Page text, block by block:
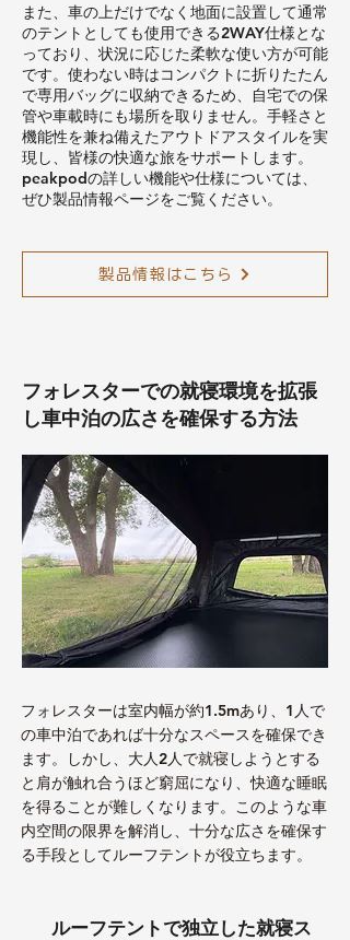
また、車の上だけでなく地面に設置して通常
のテントとしても使用できる2WAY仕様とな
っており、状況に応じた柔軟な使い方が可能
です。使わない時はコンパクトに折りたたん
で専用バッグに収納できるため、自宅での保
管や車載時にも場所を取りません。手軽さと
機能性を兼ね備えたアウトドアスタイルを実
現し、皆様の快適な旅をサポートします。
peakpodの詳しい機能や仕様については、
ぜひ製品情報ページをご覧ください。
製品情報はこちら
フォレスターでの就寝環境を拡張
し車中泊の広さを確保する方法
フォレスターは室内幅が約1.5mあり、1人で
の車中泊であれば十分なスペースを確保でき
ます。しかし、大人2人で就寝しようとする
と肩が触れ合うほど窮屈になり、快適な睡眠
を得ることが難しくなります。このような車
内空間の限界を解消し、十分な広さを確保す
る手段としてルーフテントが役立ちます。
ルーフテントで独立した就寝ス